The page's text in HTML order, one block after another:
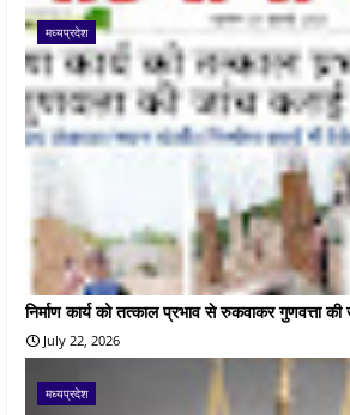
मध्यप्रदेश
निर्माण कार्य को तत्काल प्रभाव से रुकवाकर गुणवत्ता की
July 22, 2026
मध्यप्रदेश